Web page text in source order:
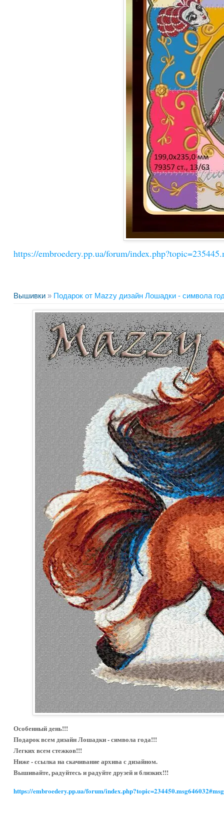
https://embroedery.pp.ua/forum/
Вышивки » Подарок от Mazzy дизайн Лошадки - символа
Особенный день!!!
Подарок всем дизайн Лошадки - символа года!!!
Легких всем стежков!!!
Ниже - ссылка на скачивание архива с дизайном.
Вышивайте, радуйтесь и радуйте друзей и близких!!!
https://embroedery.pp.ua/forum/